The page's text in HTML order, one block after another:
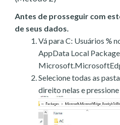
Antes de prosseguir com
de seus dados.
Vá para C: Usuários %
AppData Local
Selecione todas as
direito nelas e